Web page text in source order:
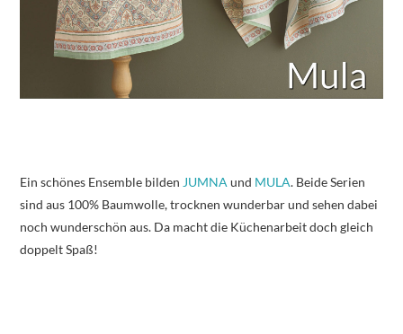
Ein schönes Ensemble bilden JUMNA und MULA. Beide Serien
sind aus 100% Baumwolle, trocknen wunderbar und sehen dabei
noch wunderschön aus. Da macht die Küchenarbeit doch gleich
doppelt Spaß!